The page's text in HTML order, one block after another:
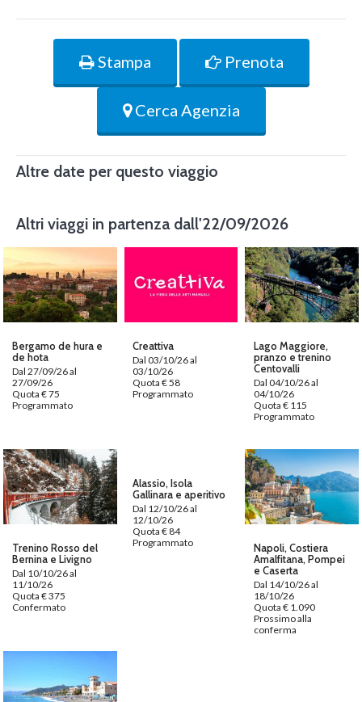
Stampa Prenota
Cerca Agenzia
Altre date per questo viaggio
Altri viaggi in partenza dall'22/09/2026
Bergamo de hura e
de hota
Dal 27/09/26 al
27/09/26
Quota € 75
Programmato
Creattiva
Dal 03/10/26 al
03/10/26
Quota € 58
Programmato
Lago Maggiore,
pranzo e trenino
Centovalli
Dal 04/10/26 al
04/10/26
Quota € 115
Programmato
Trenino Rosso del
Bernina e Livigno
Dal 10/10/26 al
11/10/26
Quota € 375
Confermato
Alassio, Isola
Gallinara e aperitivo
Dal 12/10/26 al
12/10/26
Quota € 84
Programmato
Napoli, Costiera
Amalfitana, Pompei
e Caserta
Dal 14/10/26 al
18/10/26
Quota € 1.090
Prossimo alla
conferma